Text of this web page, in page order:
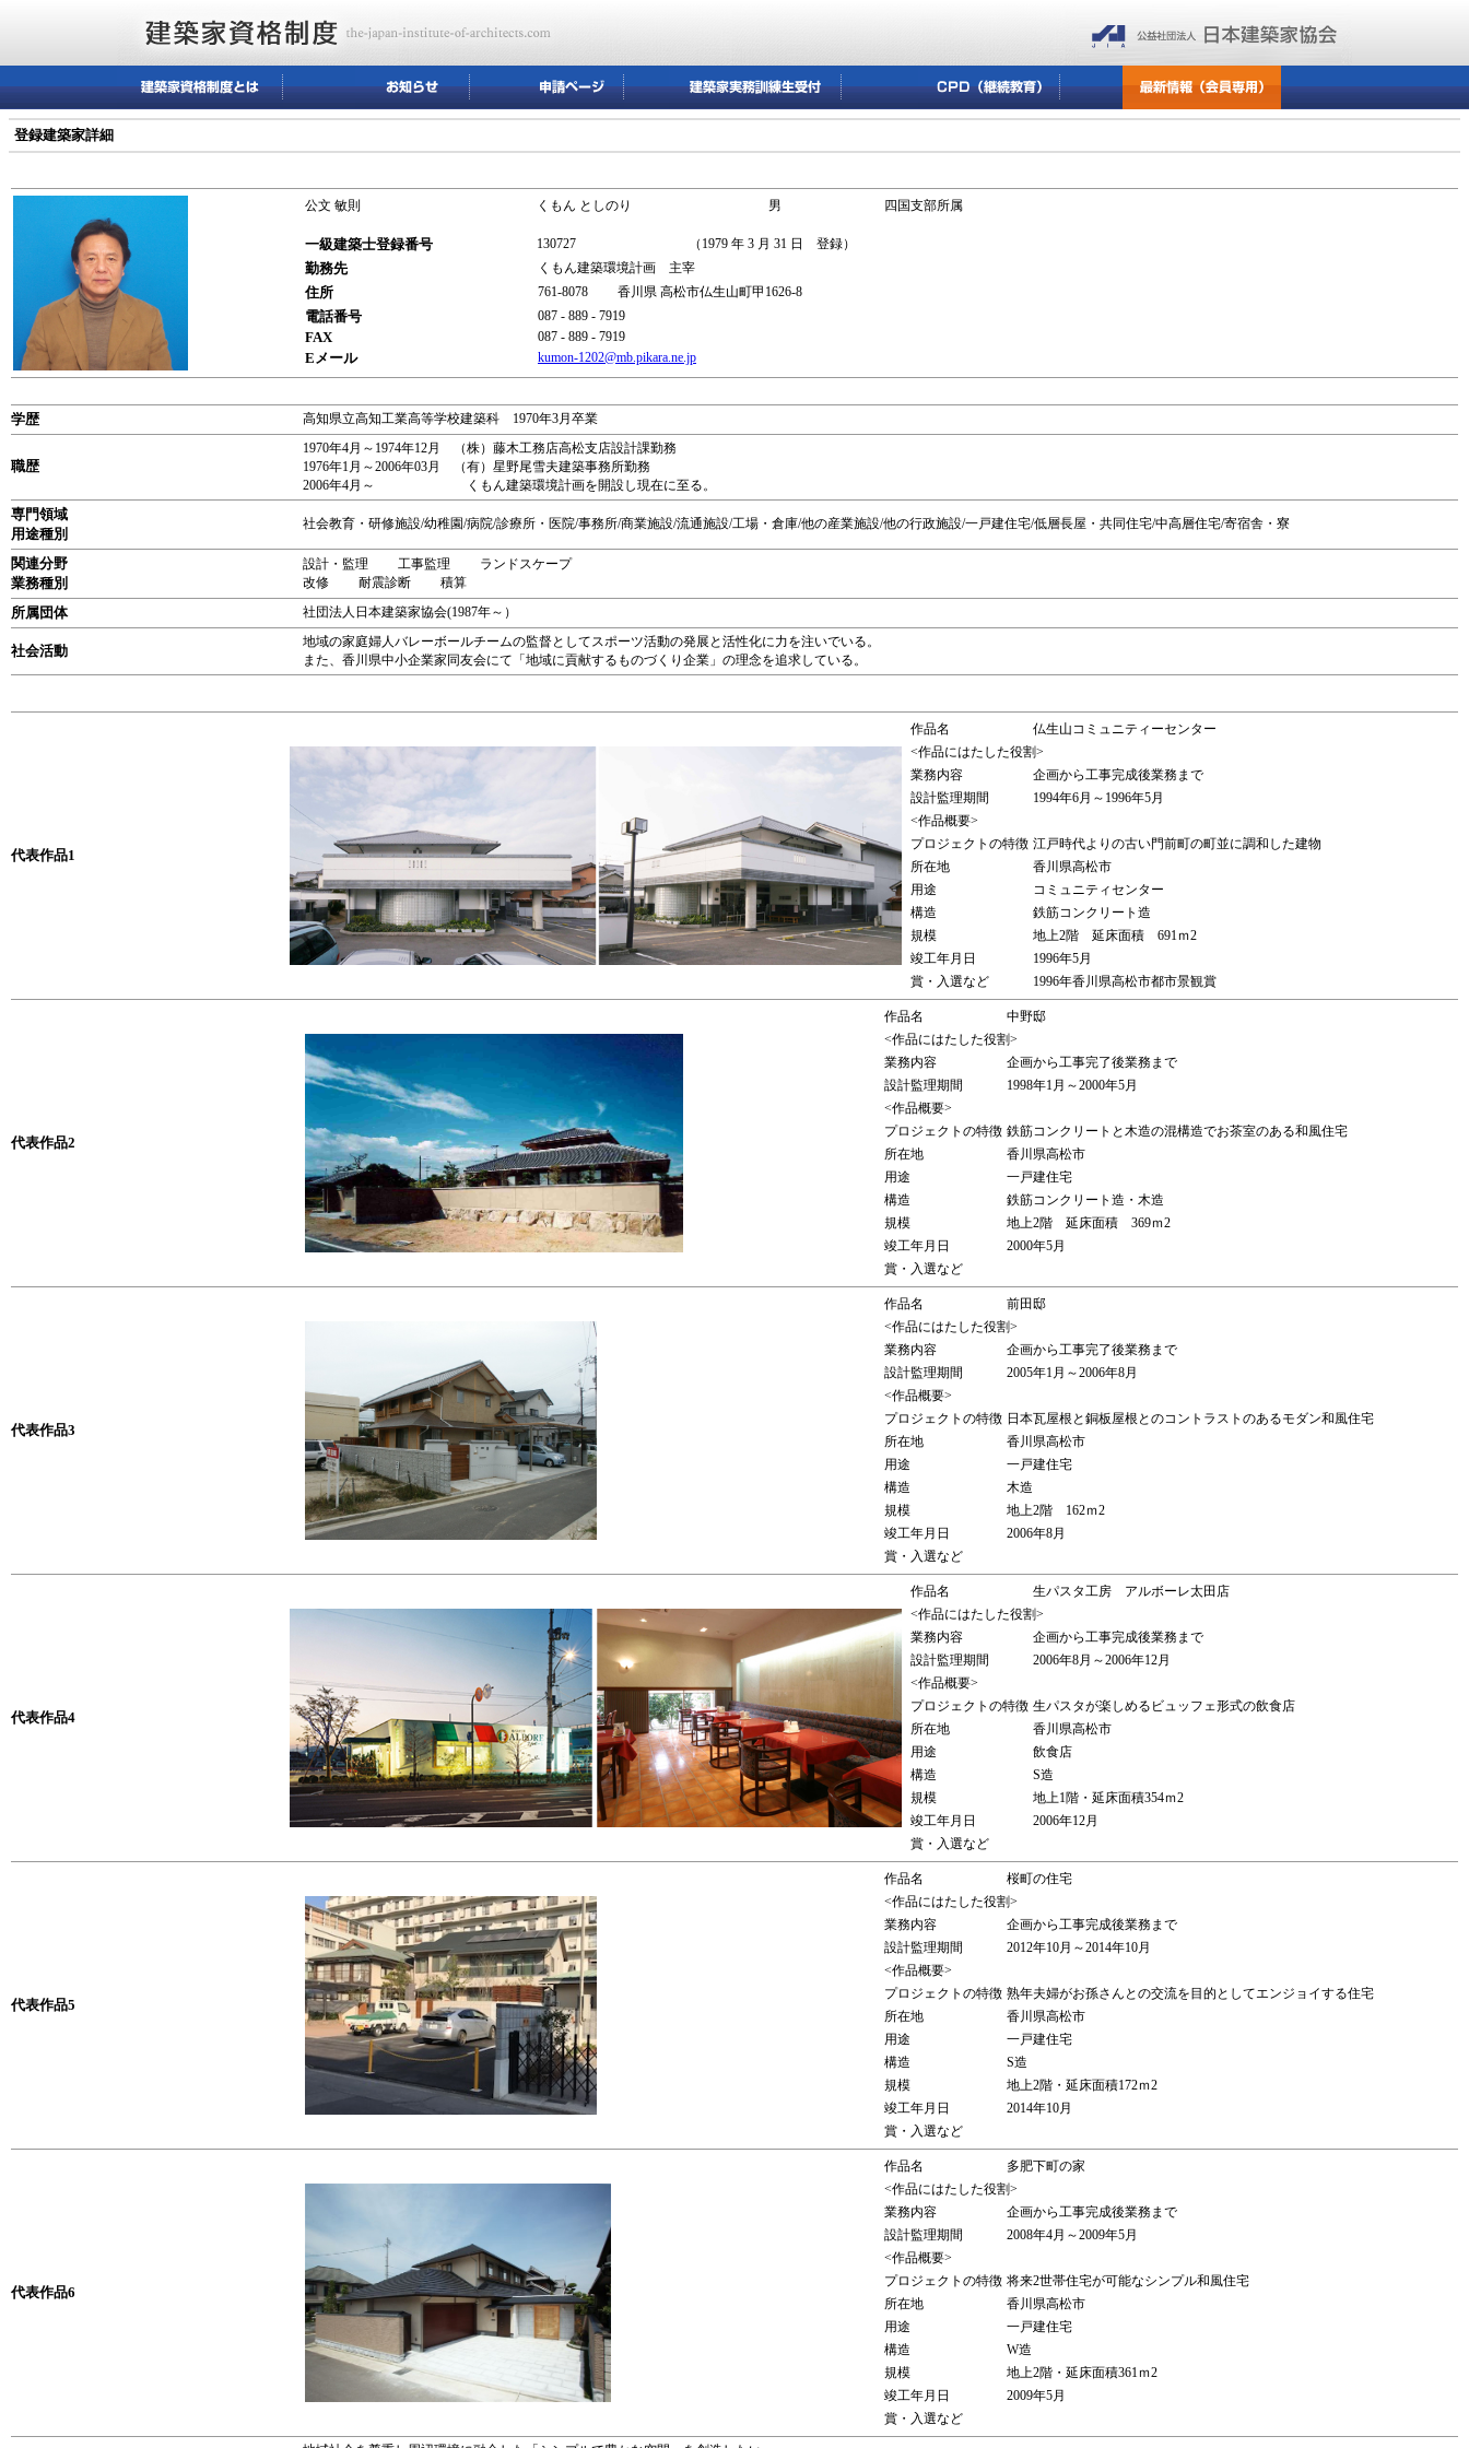
登録建築家詳細
公文 敏則 くもん としのり 男 四国支部所属
一級建築士登録番号 130727 （1979 年 3 月 31 日 登録）
勤務先 くもん建築環境計画 主宰
住所 761-8078 香川県 高松市仏生山町甲1626-8
電話番号 087 - 889 - 7919
FAX 087 - 889 - 7919
Eメール kumon-1202@mb.pikara.ne.jp
学歴 高知県立高知工業高等学校建築科 1970年3月卒業
職歴
1970年4月～1974年12月 （株）藤木工務店高松支店設計課勤務
1976年1月～2006年03月 （有）星野尾雪夫建築事務所勤務
2006年4月～ くもん建築環境計画を開設し現在に至る。
専門領域
用途種別
社会教育・研修施設/幼稚園/病院/診療所・医院/事務所/商業施設/流通施設/工場・倉庫/他の産業施設/他の行政施設/一戸建住宅/低層長屋・共同住宅/中高層住宅/寄宿舎・寮
関連分野
業務種別
設計・監理 工事監理 ランドスケープ
改修 耐震診断 積算
所属団体 社団法人日本建築家協会(1987年～）
社会活動
地域の家庭婦人バレーボールチームの監督としてスポーツ活動の発展と活性化に力を注いでいる。
また、香川県中小企業家同友会にて「地域に貢献するものづくり企業」の理念を追求している。
代表作品1
作品名
仏生山コミュニティーセンター
<作品にはたした役割>
業務内容
企画から工事完成後業務まで
設計監理期間
1994年6月～1996年5月
<作品概要>
プロジェクトの特徴 江戸時代よりの古い門前町の町並に調和した建物
所在地
香川県高松市
用途
コミュニティセンター
構造
鉄筋コンクリート造
規模
地上2階 延床面積 691ｍ2
竣工年月日
1996年5月
賞・入選など
1996年香川県高松市都市景観賞
代表作品2
作品名
中野邸
<作品にはたした役割>
業務内容
企画から工事完了後業務まで
設計監理期間
1998年1月～2000年5月
<作品概要>
プロジェクトの特徴 鉄筋コンクリートと木造の混構造でお茶室のある和風住宅
所在地
香川県高松市
用途
一戸建住宅
構造
鉄筋コンクリート造・木造
規模
地上2階 延床面積 369ｍ2
竣工年月日
2000年5月
賞・入選など
代表作品3
作品名
前田邸
<作品にはたした役割>
業務内容
企画から工事完了後業務まで
設計監理期間
2005年1月～2006年8月
<作品概要>
プロジェクトの特徴 日本瓦屋根と銅板屋根とのコントラストのあるモダン和風住宅
所在地
香川県高松市
用途
一戸建住宅
構造
木造
規模
地上2階 162ｍ2
竣工年月日
2006年8月
賞・入選など
代表作品4
作品名
生パスタ工房 アルボーレ太田店
<作品にはたした役割>
業務内容
企画から工事完成後業務まで
設計監理期間
2006年8月～2006年12月
<作品概要>
プロジェクトの特徴 生パスタが楽しめるビュッフェ形式の飲食店
所在地
香川県高松市
用途
飲食店
構造
S造
規模
地上1階・延床面積354ｍ2
竣工年月日
2006年12月
賞・入選など
代表作品5
作品名
桜町の住宅
<作品にはたした役割>
業務内容
企画から工事完成後業務まで
設計監理期間
2012年10月～2014年10月
<作品概要>
プロジェクトの特徴 熟年夫婦がお孫さんとの交流を目的としてエンジョイする住宅
所在地
香川県高松市
用途
一戸建住宅
構造
S造
規模
地上2階・延床面積172ｍ2
竣工年月日
2014年10月
賞・入選など
代表作品6
作品名
多肥下町の家
<作品にはたした役割>
業務内容
企画から工事完成後業務まで
設計監理期間
2008年4月～2009年5月
<作品概要>
プロジェクトの特徴 将来2世帯住宅が可能なシンプル和風住宅
所在地
香川県高松市
用途
一戸建住宅
構造
W造
規模
地上2階・延床面積361ｍ2
竣工年月日
2009年5月
賞・入選など